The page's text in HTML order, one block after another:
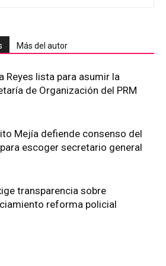
Más del autor
Reyes lista para asumir la
de Organización del PRM
Mejía defiende consenso del
para escoger secretario general
transparencia sobre
reforma policial